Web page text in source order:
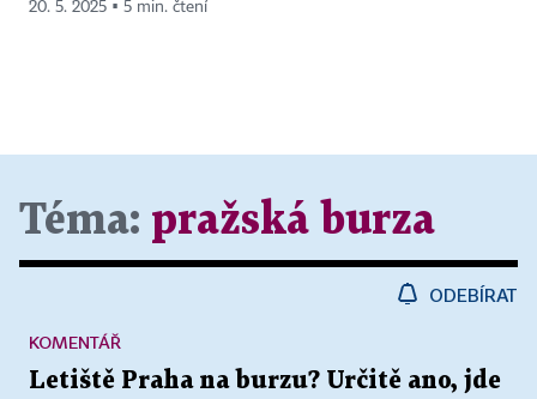
20. 5. 2025 ▪ 5 min. čtení
Téma: pražská burza
ODEBÍRAT
Letiště Praha na burzu? Určitě ano, jde
KOMENTÁŘ